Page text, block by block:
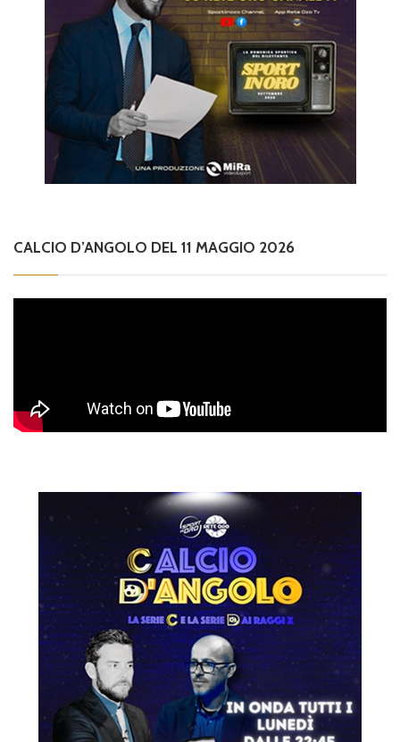
CALCIO D’ANGOLO DEL 11 MAGGIO 2026